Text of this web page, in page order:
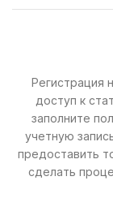
Регистрация
доступ к
заполните
учетную
предоставить
сделать